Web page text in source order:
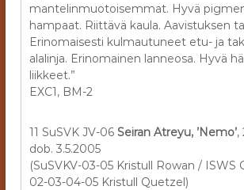
mantelinmuotoisemmat. Hyvä
hampaat. Riittävä kaula. Aavistuksen
Erinomaisesti kulmautuneet etu- ja
alalinja. Erinomainen lanneosa. Hyvä
liikkeet.”
EXC1, BM-2
11 SuSVK JV-06Seiran Atreyu, ’Nemo’,
dob. 3.5.2005
(SuSVKV-03-05 Kristull Rowan / ISWS
02-03-04-05 Kristull Quetzel)